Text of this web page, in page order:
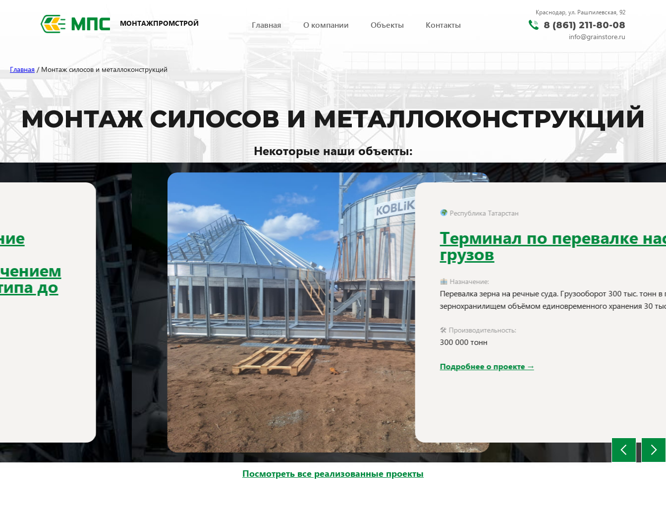
МОНТАЖПРОМСТРОЙ Главная О компании Объекты Контакты
Краснодар, ул. Рашпилевская, 92
8 (861) 211-80-08
info@grainstore.ru
Главная / Монтаж силосов и металлоконструкций
МОНТАЖ СИЛОСОВ И МЕТАЛЛОКОНСТРУКЦИЙ
Некоторые наши объекты:
Республика Татарстан
Терминал по перевалке насыпных
грузов
Назначение:
Перевалка зерна на речные суда. Грузооборот 300 тыс. тонн в год с
зернохранилищем объёмом единовременного хранения 30 тыс. тонн
🛠 Производительность:
300 000 тонн
Подробнее о проекте →
Посмотреть все реализованные проекты